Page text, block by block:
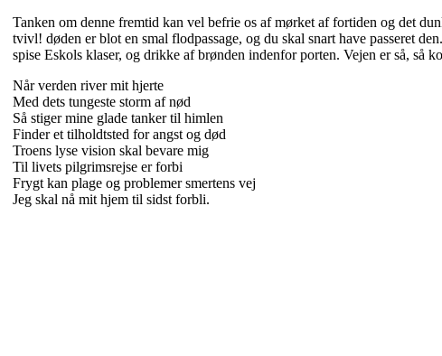
Tanken om denne fremtid kan vel befrie os af mørket af fortiden og det
tvivl! døden er blot en smal flodpassage, og du skal snart have passeret
spise Eskols klaser, og drikke af brønden indenfor porten. Vejen er så, så
Når verden river mit hjerte
Med dets tungeste storm af nød
Så stiger mine glade tanker til himlen
Finder et tilholdtsted for angst og død
Troens lyse vision skal bevare mig
Til livets pilgrimsrejse er forbi
Frygt kan plage og problemer smertens vej
Jeg skal nå mit hjem til sidst forbli.